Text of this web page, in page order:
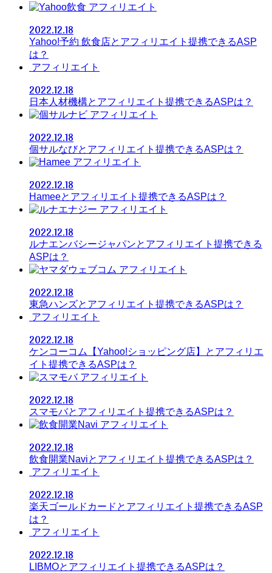
アフィリエイト
2022.12.18
Yahoo!予約 飲食店とアフィリエイト提携できるASP
は？
アフィリエイト
2022.12.18
日本人材機構とアフィリエイト提携できるASPは？
アフィリエイト
2022.12.18
個サルなびとアフィリエイト提携できるASPは？
アフィリエイト
2022.12.18
Hameeとアフィリエイト提携できるASPは？
アフィリエイト
2022.12.18
ルナエンバシージャパンとアフィリエイト提携できる
ASPは？
アフィリエイト
2022.12.18
東急ハンズとアフィリエイト提携できるASPは？
アフィリエイト
2022.12.18
ケンコーコム【Yahoo!ショッピング店】とアフィリエ
イト提携できるASPは？
アフィリエイト
2022.12.18
スマモバとアフィリエイト提携できるASPは？
アフィリエイト
2022.12.18
飲食開業Naviとアフィリエイト提携できるASPは？
アフィリエイト
2022.12.18
楽天ゴールドカードとアフィリエイト提携できるASP
は？
アフィリエイト
2022.12.18
LIBMOとアフィリエイト提携できるASPは？